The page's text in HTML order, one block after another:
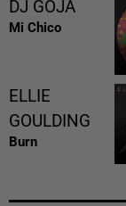
DJ GOJA
Mi Chico
ELLIE
GOULDING
Burn